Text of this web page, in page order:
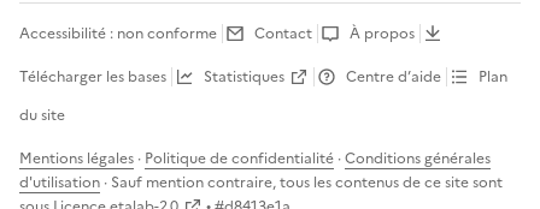
Accessibilité : non conforme Contact
À propos
Télécharger les bases
Statistiques Centre d’aide
Plan
du site
Mentions légales · Politique de confidentialité ·Conditions générales
d'utilisation · Sauf mention contraire, tous les contenus de ce site sont